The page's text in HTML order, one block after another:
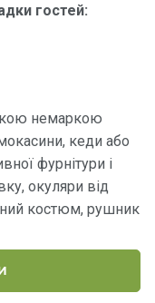
гостей:
немаркою
кеди або
фурнітури і
окуляри від
костюм, рушник